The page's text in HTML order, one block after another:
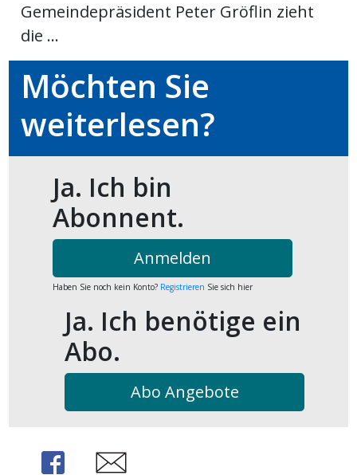
Gemeindepräsident Peter Gröflin zieht
die ...
Möchten Sie
weiterlesen?
Ja. Ich bin
Abonnent.
Anmelden
Haben Sie noch kein Konto? Registrieren Sie sich hier
Ja. Ich benötige ein
Abo.
Abo Angebote
Share Share